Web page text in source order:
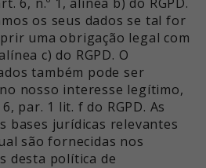
os seus dados se tal for
uma obrigação legal com
c) do RGPD. O
também pode ser
nosso interesse legítimo,
par. 1 lit. f do RGPD. As
bases jurídicas relevantes
são fornecidas nos
desta política de